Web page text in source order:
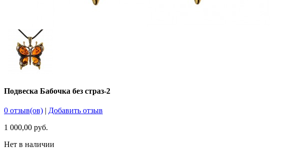
Подвеска Бабочка без страз-2
0 отзыв(ов) | Добавить отзыв
1 000,00 руб.
Нет в наличии